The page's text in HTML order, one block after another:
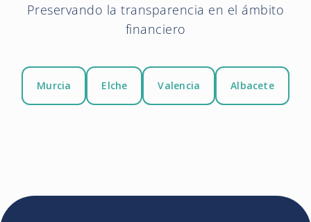
Preservando la transparencia en el ámbito
financiero
Murcia Elche Valencia Albacete